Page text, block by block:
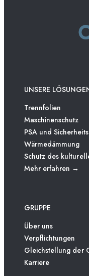
UNSERE
Trennfolien
Maschinenschutz
PSA und
Wärmedämmung
Schutz des
Mehr erfahren →
GRUPPE
Über uns
Verpflichtungen
Gleichstellung der
Karriere